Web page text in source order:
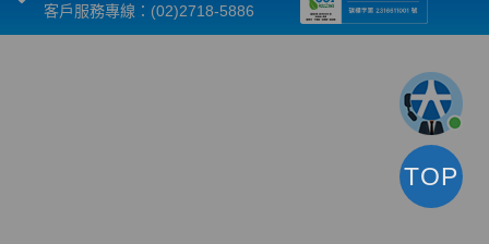
客戶服務專線：(02)2718-5886
TOP